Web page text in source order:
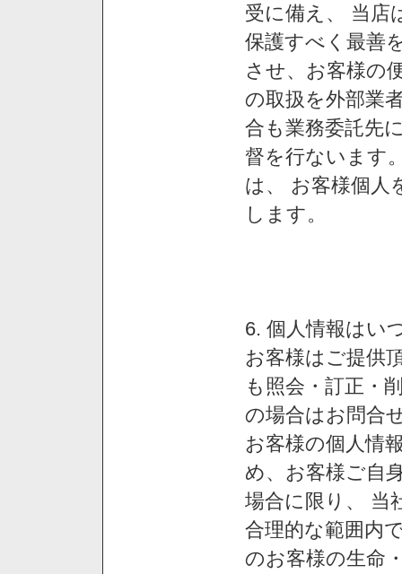
受に備え、 当店
保護すべく最善
させ、お客様の
の取扱を外部業
合も業務委託先
督を行ないます
は、 お客様個人
します。
6. 個人情報はい
お客様はご提供
も照会・訂正・
の場合はお問合
お客様の個人情
め、お客様ご自
場合に限り、 当
合理的な範囲内
のお客様の生命